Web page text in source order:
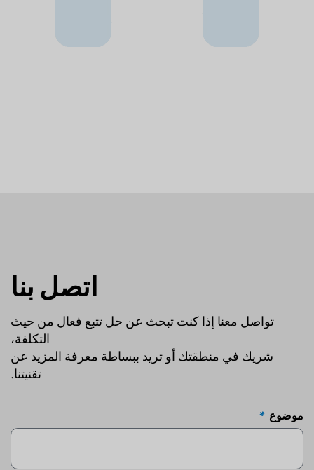
اتصل بنا
تواصل معنا إذا كنت تبحث عن حل تتبع فعال من حيث
التكلفة،
شريك في منطقتك أو تريد ببساطة معرفة المزيد عن
تقنيتنا.
موضوع